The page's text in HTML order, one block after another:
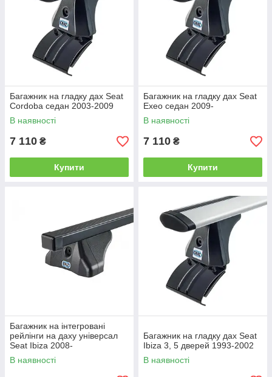
Багажник на гладку дах Seat
Cordoba седан 2003-2009
В наявності
7 110 ₴
Купити
Багажник на гладку дах Seat
Exeo седан 2009-
В наявності
7 110 ₴
Купити
Багажник на інтегровані
рейлінги на даху універсал
Seat Ibiza 2008-
В наявності
Багажник на гладку дах Seat
Ibiza 3, 5 дверей 1993-2002
В наявності